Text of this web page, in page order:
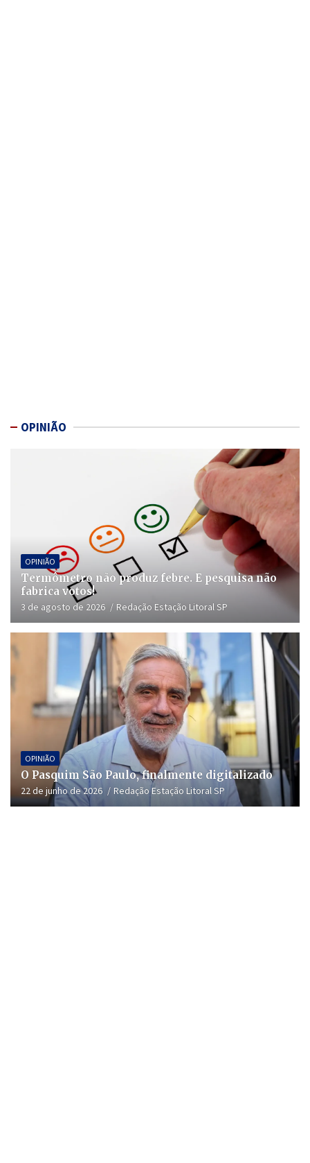
OPINIÃO
OPINIÃO
Termômetro não produz febre. E pesquisa não
fabrica votos!
3 de agosto de 2026 Redação Estação Litoral SP
OPINIÃO
O Pasquim São Paulo, finalmente digitalizado
22 de junho de 2026 Redação Estação Litoral SP